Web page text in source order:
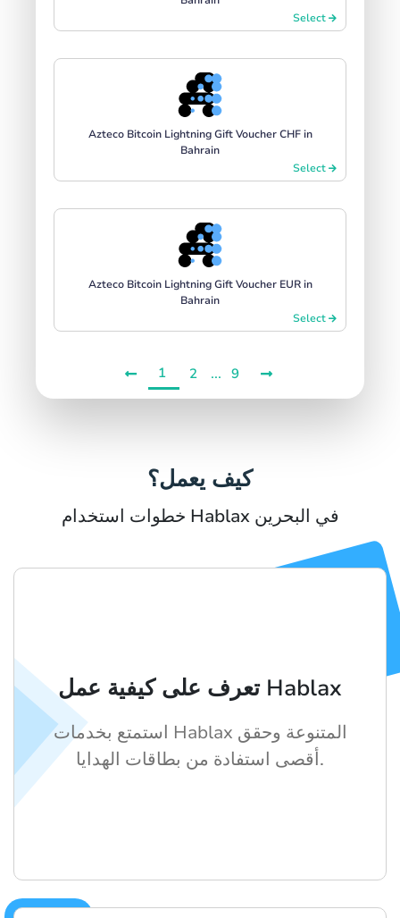
Select
Azteco Bitcoin Lightning Gift Voucher CHF in
Bahrain
Select
Azteco Bitcoin Lightning Gift Voucher EUR in
Bahrain
Select
1 2 ... 9
كيف يعمل؟
خطوات استخدام Hablax في البحرين
تعرف على كيفية عمل Hablax
استمتع بخدمات Hablax المتنوعة وحقق
أقصى استفادة من بطاقات الهدايا.